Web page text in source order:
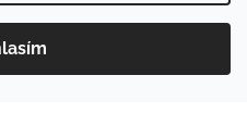
Shoptet
nastavení cookies